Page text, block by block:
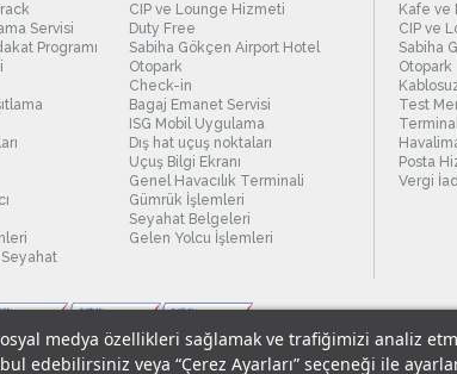
medya özellikleri sağlamak ve trafiğimizi analiz
edebilirsiniz veya “Çerez Ayarları” seçeneği ile
CIP ve Lounge Hizmeti
Servisi
Duty Free
Programı
Sabiha Gökçen Airport Hotel
Otopark
Check-in
Bagaj Emanet Servisi
ISG Mobil Uygulama
Dış hat uçuş noktaları
Uçuş Bilgi Ekranı
Genel Havacılık Terminali
Gümrük İşlemleri
Seyahat Belgeleri
Gelen Yolcu İşlemleri
Kafe ve
CIP ve
Sabiha
Otopark
Test
Posta
Vergi